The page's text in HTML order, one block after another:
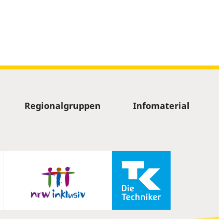
Regionalgruppen Infomaterial